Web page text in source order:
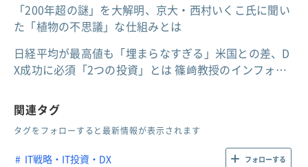
「200年超の謎」を大解明、京大・西村いくこ氏に聞い
た「植物の不思議」な仕組みとは
日経平均が最高値も「埋まらなすぎる」米国との差、D
X成功に必須「2つの投資」とは 篠﨑教授のインフォ…
関連タグ
タグをフォローすると最新情報が表示されます
IT戦略・IT投資・DX フォローする